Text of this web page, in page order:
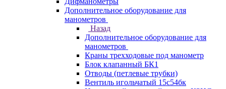
Дополнительное оборудование для
манометров
Назад
Дополнительное оборудование для
манометров
Краны трехходовые под манометр
Блок клапанный БК1
Отводы (петлевые трубки)
Вентиль игольчатый 15с54бк